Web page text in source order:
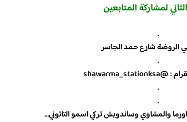
لمشاركة المتابعين
.
الروضة شارع حمد الجاسر
.
:
@shawarma_stationksa
.
.
والمشاوي وساندويش تركي اسمو التاتوني…